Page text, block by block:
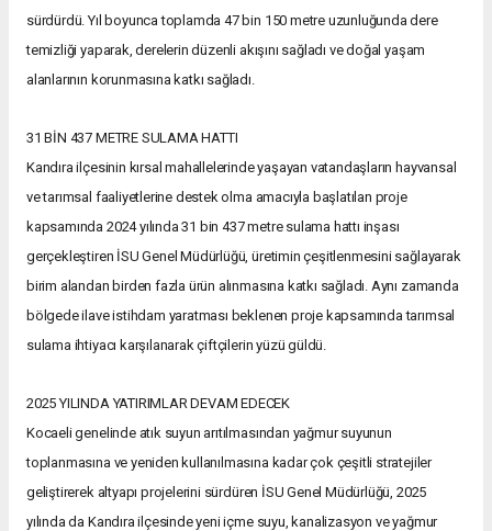
sürdürdü. Yıl boyunca toplamda 47 bin 150 metre uzunluğunda dere
temizliği yaparak, derelerin düzenli akışını sağladı ve doğal yaşam
alanlarının korunmasına katkı sağladı.
31 BİN 437 METRE SULAMA HATTI
Kandıra ilçesinin kırsal mahallelerinde yaşayan vatandaşların hayvansal
ve tarımsal faaliyetlerine destek olma amacıyla başlatılan proje
kapsamında 2024 yılında 31 bin 437 metre sulama hattı inşası
gerçekleştiren İSU Genel Müdürlüğü, üretimin çeşitlenmesini sağlayarak
birim alandan birden fazla ürün alınmasına katkı sağladı. Aynı zamanda
bölgede ilave istihdam yaratması beklenen proje kapsamında tarımsal
sulama ihtiyacı karşılanarak çiftçilerin yüzü güldü.
2025 YILINDA YATIRIMLAR DEVAM EDECEK
Kocaeli genelinde atık suyun arıtılmasından yağmur suyunun
toplanmasına ve yeniden kullanılmasına kadar çok çeşitli stratejiler
geliştirerek altyapı projelerini sürdüren İSU Genel Müdürlüğü, 2025
yılında da Kandıra ilçesinde yeni içme suyu, kanalizasyon ve yağmur